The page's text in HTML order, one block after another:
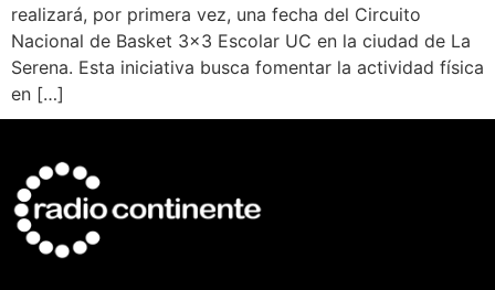
realizará, por primera vez, una fecha del Circuito
Nacional de Basket 3×3 Escolar UC en la ciudad de La
Serena. Esta iniciativa busca fomentar la actividad física
en […]